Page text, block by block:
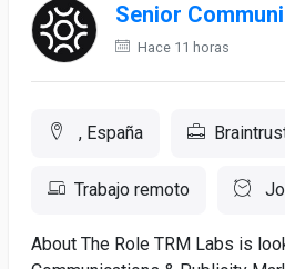
Senior
Hace 11 horas
, España
Trabajo remoto
About The Role TRM Labs is